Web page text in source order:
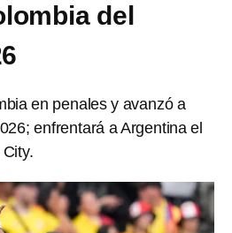
del
en penales y avanzó a
enfrentará a Argentina el